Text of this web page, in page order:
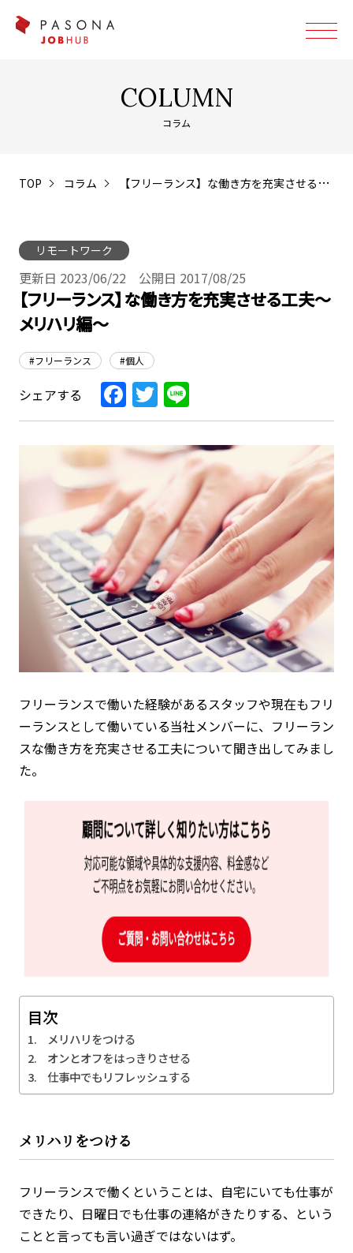
COLUMN
コラム
TOP コラム 【フリーランス】な働き方を充実させる工夫～メリハリ編～
リモートワーク
更新日 2023/06/22 公開日 2017/08/25
【フリーランス】な働き方を充実させる工夫～
メリハリ編～
#フリーランス #個人
シェアする Facebook
Twitter
Line
フリーランスで働いた経験があるスタッフや現在もフリ
ーランスとして働いている当社メンバーに、フリーラン
スな働き方を充実させる工夫について聞き出してみまし
た。
目次
メリハリをつける
オンとオフをはっきりさせる
仕事中でもリフレッシュする
メリハリをつける
フリーランスで働くということは、自宅にいても仕事が
できたり、日曜日でも仕事の連絡がきたりする、という
ことと言っても言い過ぎではないはず。